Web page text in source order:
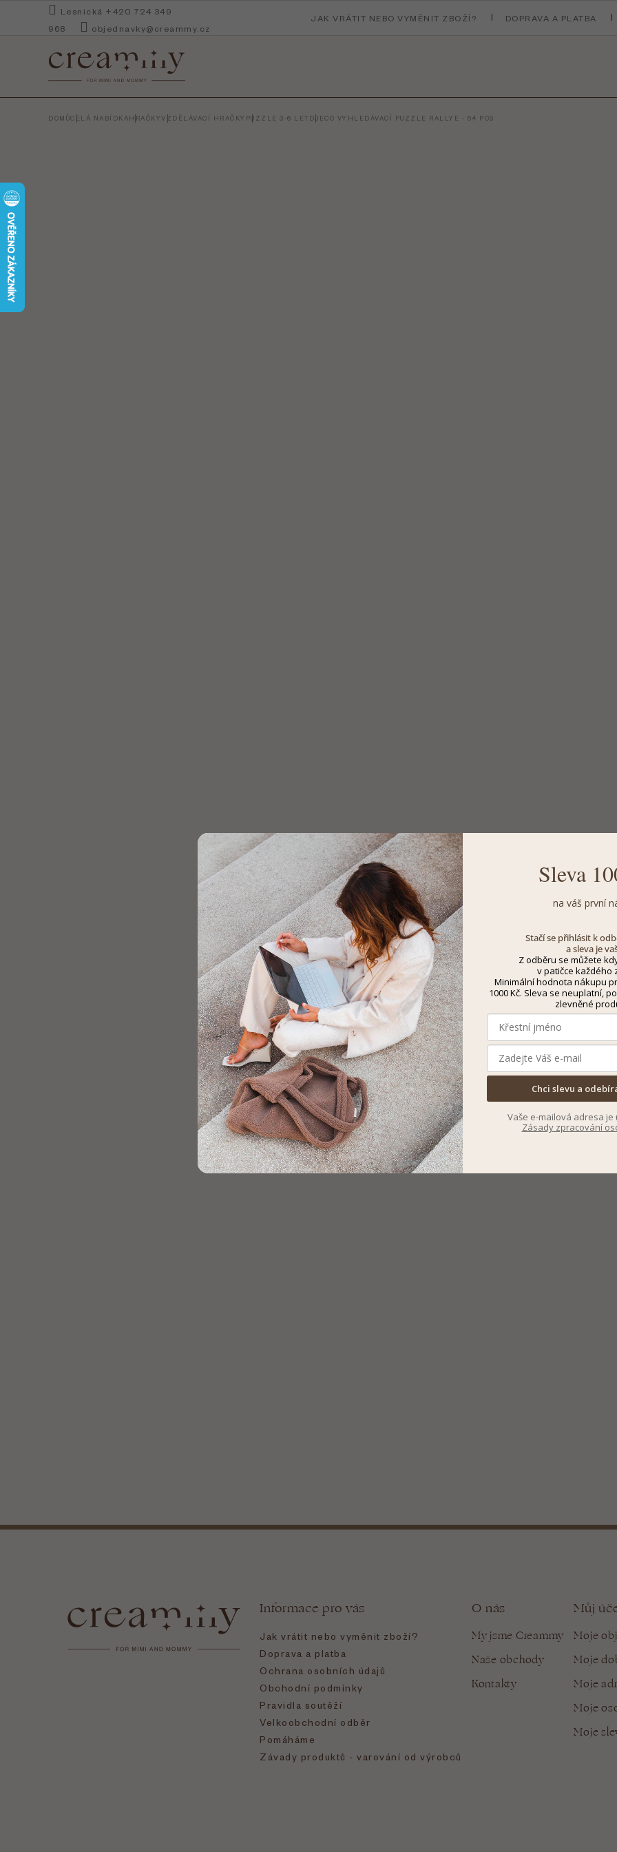
Lesnická +420 724 349
968
objednavky@creammy.cz
JAK VRÁTIT NEBO VYMĚNIT ZBOŽÍ? DOPRAVA A PLATBA
DOMŮCELÁ NABÍDKAHRAČKYVZDĚLÁVACÍ HRAČKY PUZZLE 3-6 LET DJECO VYHLEDÁVACÍ PUZZLE RALLYE - 54 PCS
Informace pro vás
Jak vrátit nebo vyměnit zboží?
Doprava a platba
Ochrana osobních údajů
Obchodní podmínky
Pravidla soutěží
Velkoobchodní odběr
Pomáháme
Závady produktů - varování od výrobců
O nás
My jsme Creammy
Naše obchody
Kontakty
Můj
Moje
Moje
Moje
Moje
Moje
Sleva
na váš první
Stačí se přihlásit k
a sleva je
Z odběru se můžete
v patičce každého
Minimální hodnota nákupu
1000 Kč. Sleva se neuplatní,
zlevněné
Chci slevu a
Vaše e-mailová adresa je
Zásady zpracování